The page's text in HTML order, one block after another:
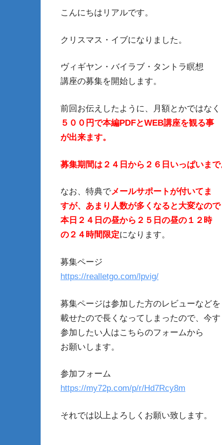
こんにちはリアルです。
クリスマス・イブになりました。
ヴィギヤン・バイラブ・タントラ瞑想
講座の募集を開始します。
前回お伝えしたように、月額とかではなく
５００円で本編PDFとWEB講座を観る事
が出来ます。
募集期間は２４日から２６日いっぱいま
なお、特典でメールサポートが付いてま
すが、あまり人数が多くなると大変なので
本日２４日の昼から２５日の昼の１２時
の２４時間限定になります。
募集ページ
https://realletgo.com/lpvig/
募集ページは参加した方のレビューなどを
載せたので長くなってしまったので、今
参加したい人はこちらのフォームから
お願いします。
参加フォーム
https://my72p.com/p/r/Hd7Rcy8m
それでは以上よろしくお願い致します。